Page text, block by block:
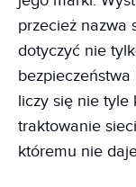
przecież nazwa
dotyczyć nie
liczy się nie tyle
traktowanie
któremu nie